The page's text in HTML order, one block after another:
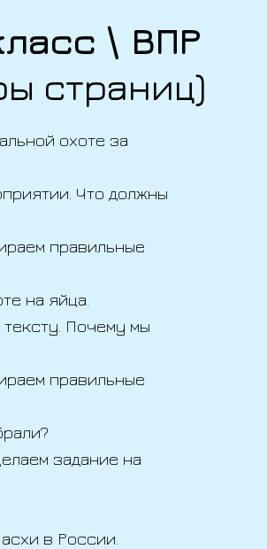
\ ВПР
страниц)
охоте за
Что должны
правильные
на яйца.
Почему мы
правильные
задание на
в России.